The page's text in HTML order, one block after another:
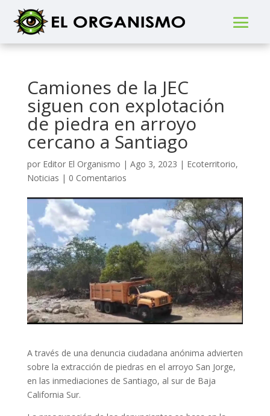
Camiones de la JEC
siguen con explotación
de piedra en arroyo
cercano a Santiago
por Editor El Organismo | Ago 3, 2023 | Ecoterritorio,
Noticias | 0 Comentarios
A través de una denuncia ciudadana anónima advierten
sobre la extracción de piedras en el arroyo San Jorge,
en las inmediaciones de Santiago, al sur de Baja
California Sur.